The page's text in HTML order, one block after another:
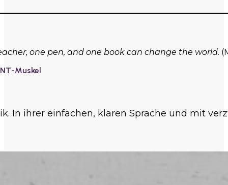
one pen, and one book can change the world.
Muskel
In ihrer einfachen, klaren Sprache und mit